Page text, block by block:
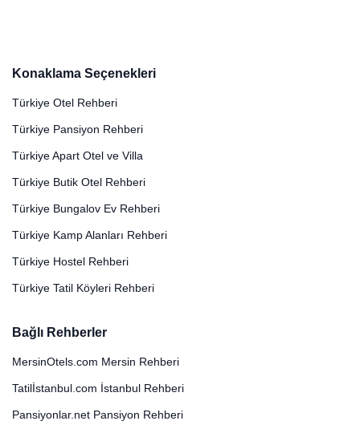
Konaklama Seçenekleri
Türkiye Otel Rehberi
Türkiye Pansiyon Rehberi
Türkiye Apart Otel ve Villa
Türkiye Butik Otel Rehberi
Türkiye Bungalov Ev Rehberi
Türkiye Kamp Alanları Rehberi
Türkiye Hostel Rehberi
Türkiye Tatil Köyleri Rehberi
Bağlı Rehberler
MersinOtels.com Mersin Rehberi
Tatilİstanbul.com İstanbul Rehberi
Pansiyonlar.net Pansiyon Rehberi